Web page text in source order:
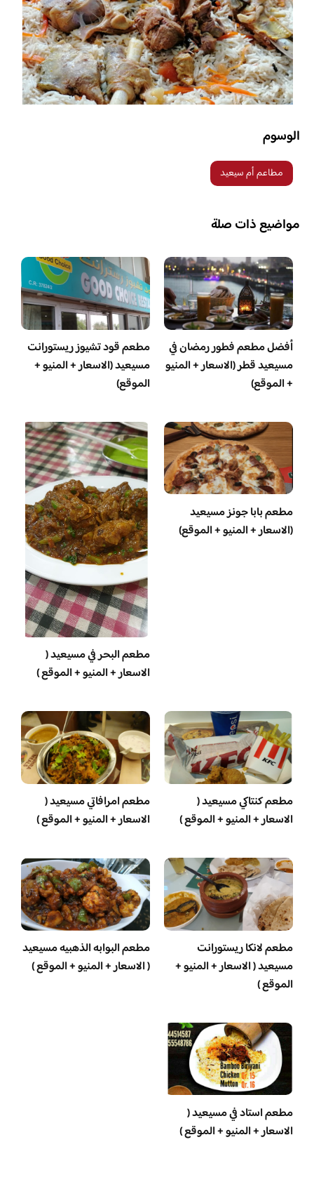
الوسوم
مطاعم أم سيعيد
مواضيع ذات صلة
أفضل مطعم فطور رمضان في
مسيعيد قطر (الاسعار + المنيو
+ الموقع)
مطعم قود تشيوز ريستورانت
مسيعيد (الاسعار + المنيو +
الموقع)
مطعم بابا جونز مسيعيد
(الاسعار + المنيو + الموقع)
مطعم البحر في مسيعيد (
الاسعار + المنيو + الموقع )
مطعم كنتاكي مسيعيد (
الاسعار + المنيو + الموقع )
مطعم امرافاتي مسيعيد (
الاسعار + المنيو + الموقع )
مطعم لانكا ريستورانت
مسيعيد ( الاسعار + المنيو +
الموقع )
مطعم البوابه الذهبيه مسيعيد
( الاسعار + المنيو + الموقع )
مطعم استاد في مسيعيد (
الاسعار + المنيو + الموقع )